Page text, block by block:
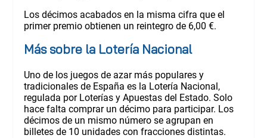
Los décimos acabados en la misma cifra que el
primer premio obtienen un reintegro de 6,00 €.
Más sobre la Lotería Nacional
Uno de los juegos de azar más populares y
tradicionales de España es la Lotería Nacional,
regulada por Loterías y Apuestas del Estado. Solo
hace falta comprar un décimo para participar. Los
décimos de un mismo número se agrupan en
billetes de 10 unidades con fracciones distintas.